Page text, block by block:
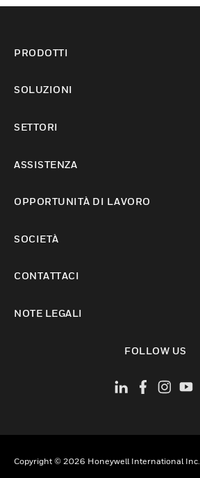
PRODOTTI
SOLUZIONI
SETTORI
ASSISTENZA
OPPORTUNITÀ DI LAVORO
SOCIETÀ
CONTATTACI
NOTE LEGALI
FOLLOW US
Copyright © 2026 Honeywell International Inc.